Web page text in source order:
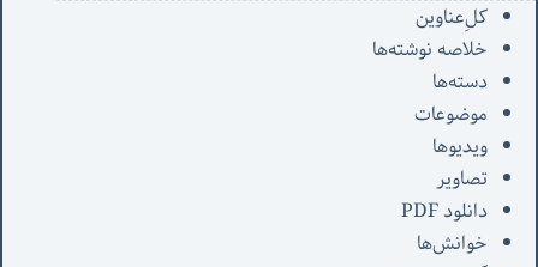
کل‌ِعناوین
خلاصه نوشته‌ها
دسته‌ها
موضوعات
ویدیوها
تصاویر
دانلود PDF
خوانش‌ها